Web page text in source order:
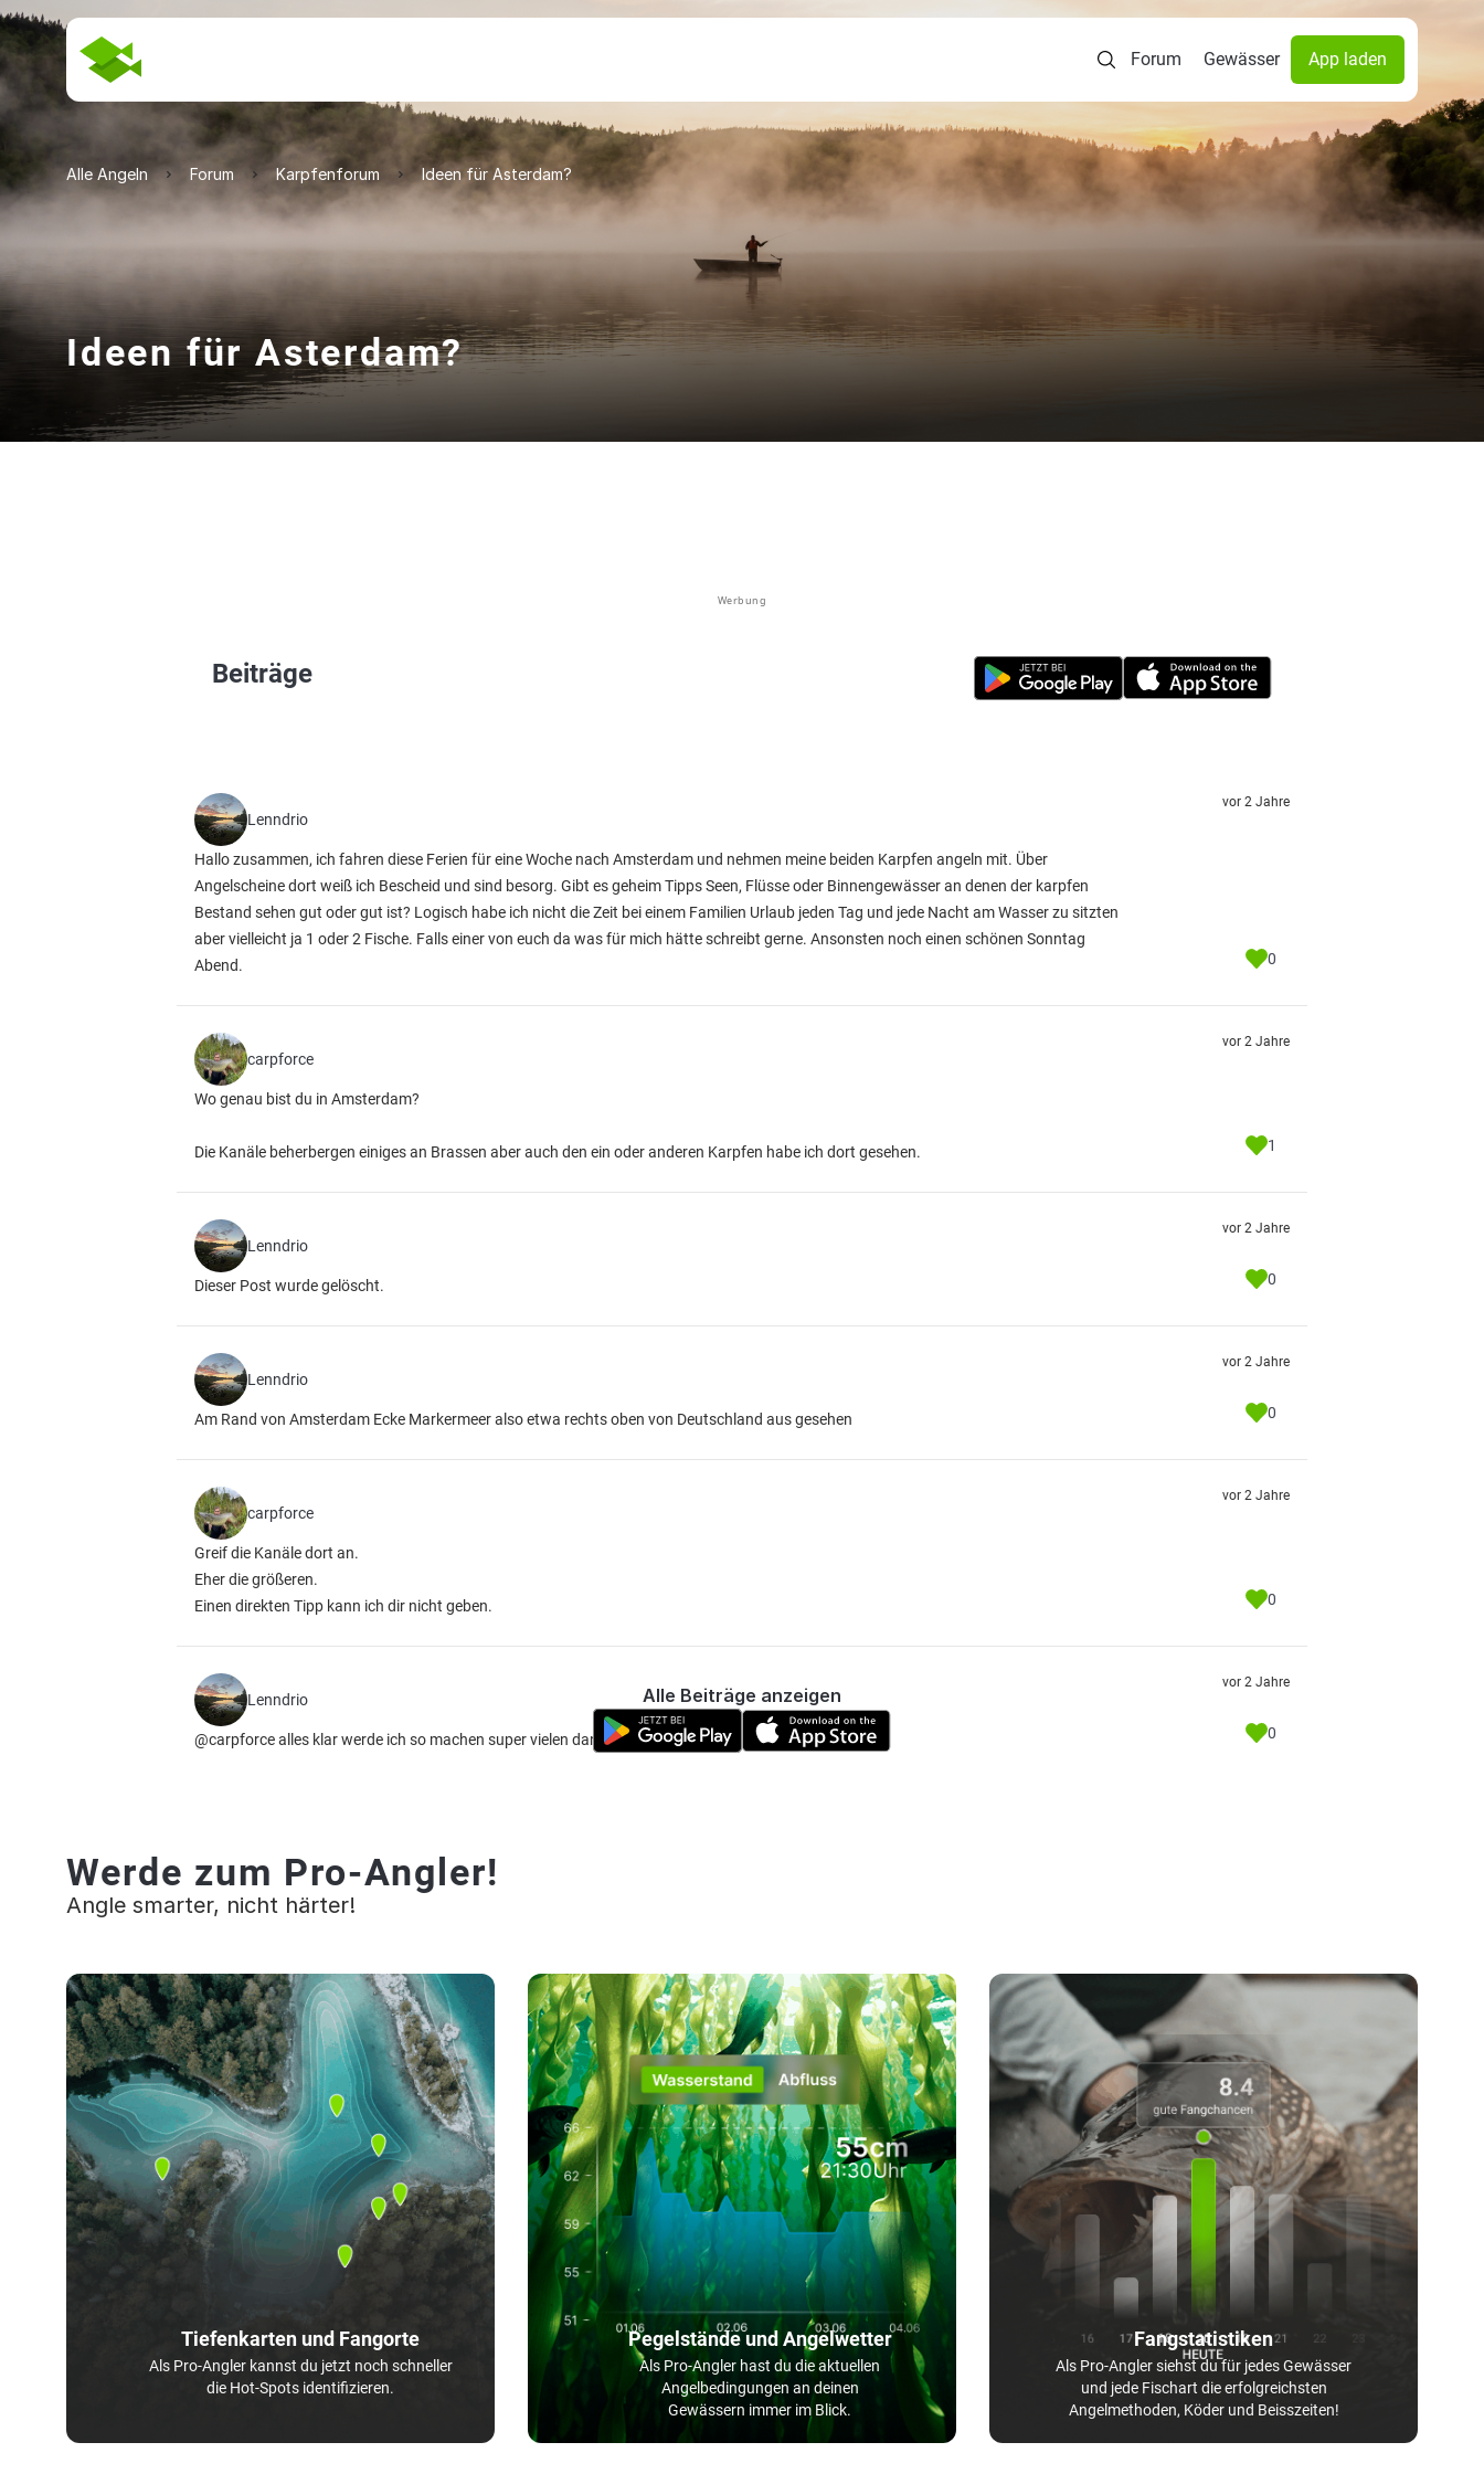
Forum Gewässer App laden
Alle Angeln Forum Karpfenforum Ideen für Asterdam?
Ideen für Asterdam?
Werbung
Beiträge
Lenndrio
Hallo zusammen, ich fahren diese Ferien für eine Woche nach Amsterdam und nehmen meine beiden Karpfen angeln mit. Über
Angelscheine dort weiß ich Bescheid und sind besorg. Gibt es geheim Tipps Seen, Flüsse oder Binnengewässer an denen der karpfen
Bestand sehen gut oder gut ist? Logisch habe ich nicht die Zeit bei einem Familien Urlaub jeden Tag und jede Nacht am Wasser zu sitzten
aber vielleicht ja 1 oder 2 Fische. Falls einer von euch da was für mich hätte schreibt gerne. Ansonsten noch einen schönen Sonntag
Abend.
vor 2 Jahre
0
carpforce
Wo genau bist du in Amsterdam?
Die Kanäle beherbergen einiges an Brassen aber auch den ein oder anderen Karpfen habe ich dort gesehen.
vor 2 Jahre
1
Lenndrio
Dieser Post wurde gelöscht.
vor 2 Jahre
0
Lenndrio
Am Rand von Amsterdam Ecke Markermeer also etwa rechts oben von Deutschland aus gesehen
vor 2 Jahre
0
carpforce
Greif die Kanäle dort an.
Eher die größeren.
Einen direkten Tipp kann ich dir nicht geben.
vor 2 Jahre
0
Lenndrio
@carpforce alles klar werde ich so machen super vielen danke
vor 2 Jahre
0
Alle Beiträge anzeigen
Werde zum Pro-Angler!
Angle smarter, nicht härter!
Tiefenkarten und Fangorte
Als Pro-Angler kannst du jetzt noch schneller
die Hot-Spots identifizieren.
Pegelstände und Angelwetter
Als Pro-Angler hast du die aktuellen
Angelbedingungen an deinen
Gewässern immer im Blick.
Fangstatistiken
Als Pro-Angler siehst du für jedes Gewässer
und jede Fischart die erfolgreichsten
Angelmethoden, Köder und Beisszeiten!